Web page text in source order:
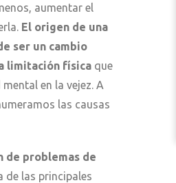
aumentar el
El origen de una
ser un cambio
limitación física que
en la vejez. A
las causas
de problemas de
de las principales